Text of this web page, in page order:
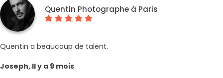
Quentin Photographe à Paris
Quentin a beaucoup de talent.
Joseph, Il y a 9 mois